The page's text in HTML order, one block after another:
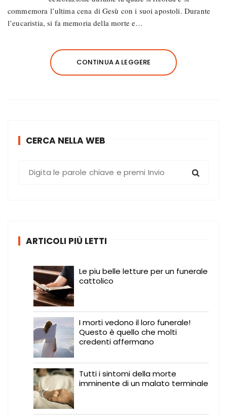
commemora l’ultima cena di Gesù con i suoi apostoli. Durante
l’eucaristia, si fa memoria della morte e…
CONTINUA A LEGGERE
CERCA NELLA WEB
ARTICOLI PIÙ LETTI
Le piu belle letture per un funerale
cattolico
I morti vedono il loro funerale!
Questo è quello che molti
credenti affermano
Tutti i sintomi della morte
imminente di un malato terminale